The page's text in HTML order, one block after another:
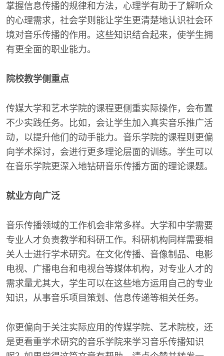
掌握信息传播的规律和方法，心理学有助于了解听众
的心理需求，社会学则能让学生更清楚地认识社会环
境对音乐传播的作用。这些知识结合起来，使学生拥
有更全面的职业能力。
院校教学侧重点
传媒大学和艺术学院的课程更侧重实际操作，会布置
不少实践任务。比如，会让学生加入真实音乐推广活
动，以提升他们的动手能力。音乐学院的课程则更偏
向学术探讨，会进行更多理论层面的训练。学生可以
在音乐学院更深入地钻研音乐传播方面的理论课题。
就业方向广泛
音乐传播领域的工作机会非常多样。大学和中学需要
专业人才负责教学和科研工作。科研机构同样需要相
关人士进行学术研究。在文化传播、音像制品、电影
电视、广播电台和电视台等媒体机构，对专业人才的
需求量尤其大，学生可以在这些地方运用自己的专业
知识，从事音乐项目策划、信息传递等相关任务。
你更偏向于关注实际应用的传媒学院、艺术院校，还
是更看重学术研究的音乐学院来学习音乐传播知识